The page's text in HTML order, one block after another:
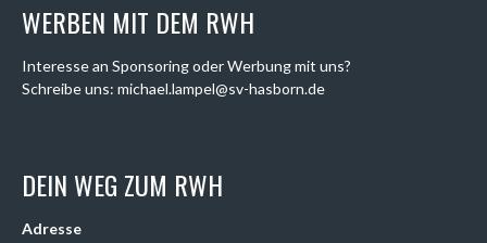
WERBEN MIT DEM RWH
Interesse an Sponsoring oder Werbung mit uns?
Schreibe uns: michael.lampel@sv-hasborn.de
DEIN WEG ZUM RWH
Adresse